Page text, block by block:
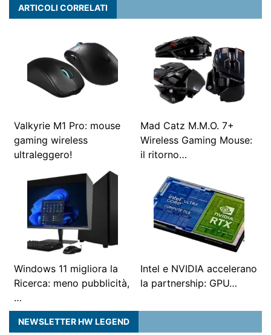
ARTICOLI CORRELATI
Valkyrie M1 Pro: mouse
gaming wireless
ultraleggero!
Mad Catz M.M.O. 7+
Wireless Gaming Mouse:
il ritorno…
Windows 11 migliora la
Ricerca: meno pubblicità,
…
Intel e NVIDIA accelerano
la partnership: GPU…
NEWSLETTER HW LEGEND